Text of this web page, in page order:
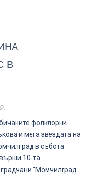
В
.
фолклорни
и мега звездата на
в събота
10-та
"Момчилград